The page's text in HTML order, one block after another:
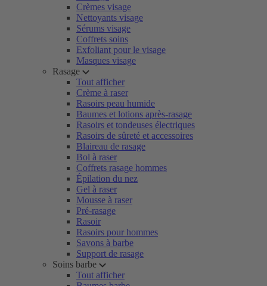
Crèmes visage
Nettoyants visage
Sérums visage
Coffrets soins
Exfoliant pour le visage
Masques visage
Rasage
Tout afficher
Crème à raser
Rasoirs peau humide
Baumes et lotions après-rasage
Rasoirs et tondeuses électriques
Rasoirs de sûreté et accessoires
Blaireau de rasage
Bol à raser
Coffrets rasage hommes
Épilation du nez
Gel à raser
Mousse à raser
Pré-rasage
Rasoir
Rasoirs pour hommes
Savons à barbe
Support de rasage
Soins barbe
Tout afficher